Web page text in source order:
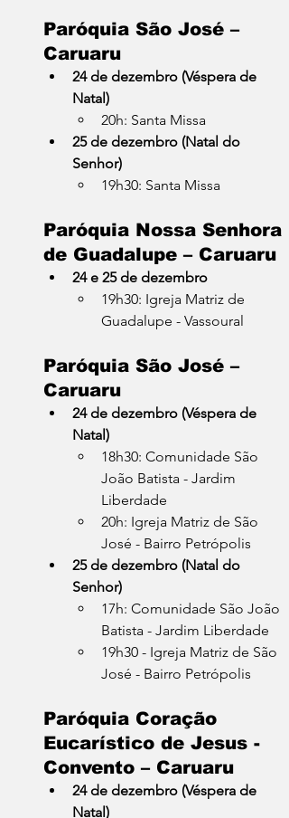
Paróquia São José –
Caruaru
24 de dezembro (Véspera de
Natal)
20h: Santa Missa
25 de dezembro (Natal do
Senhor)
19h30: Santa Missa
Paróquia Nossa Senhora
de Guadalupe – Caruaru
24 e 25 de dezembro
19h30: Igreja Matriz de
Guadalupe - Vassoural
Paróquia São José –
Caruaru
24 de dezembro (Véspera de
Natal)
18h30: Comunidade São
João Batista - Jardim
Liberdade
20h: Igreja Matriz de São
José - Bairro Petrópolis
25 de dezembro (Natal do
Senhor)
17h: Comunidade São João
Batista - Jardim Liberdade
19h30 - Igreja Matriz de São
José - Bairro Petrópolis
Paróquia Coração
Eucarístico de Jesus -
Convento – Caruaru
24 de dezembro (Véspera de
Natal)